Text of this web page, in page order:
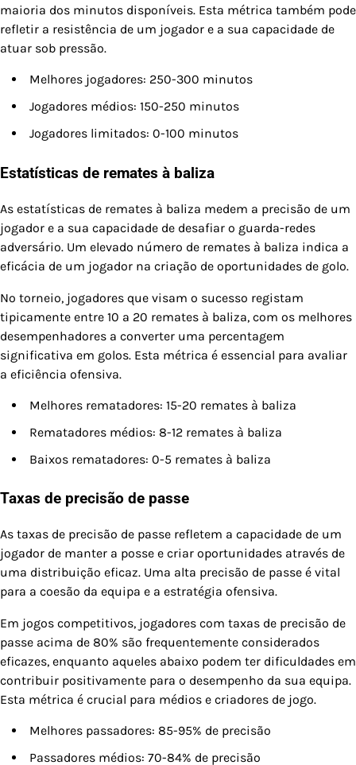
maioria dos minutos disponíveis. Esta métrica também pode
refletir a resistência de um jogador e a sua capacidade de
atuar sob pressão.
Melhores jogadores: 250-300 minutos
Jogadores médios: 150-250 minutos
Jogadores limitados: 0-100 minutos
Estatísticas de remates à baliza
As estatísticas de remates à baliza medem a precisão de um
jogador e a sua capacidade de desafiar o guarda-redes
adversário. Um elevado número de remates à baliza indica a
eficácia de um jogador na criação de oportunidades de golo.
No torneio, jogadores que visam o sucesso registam
tipicamente entre 10 a 20 remates à baliza, com os melhores
desempenhadores a converter uma percentagem
significativa em golos. Esta métrica é essencial para avaliar
a eficiência ofensiva.
Melhores rematadores: 15-20 remates à baliza
Rematadores médios: 8-12 remates à baliza
Baixos rematadores: 0-5 remates à baliza
Taxas de precisão de passe
As taxas de precisão de passe refletem a capacidade de um
jogador de manter a posse e criar oportunidades através de
uma distribuição eficaz. Uma alta precisão de passe é vital
para a coesão da equipa e a estratégia ofensiva.
Em jogos competitivos, jogadores com taxas de precisão de
passe acima de 80% são frequentemente considerados
eficazes, enquanto aqueles abaixo podem ter dificuldades em
contribuir positivamente para o desempenho da sua equipa.
Esta métrica é crucial para médios e criadores de jogo.
Melhores passadores: 85-95% de precisão
Passadores médios: 70-84% de precisão